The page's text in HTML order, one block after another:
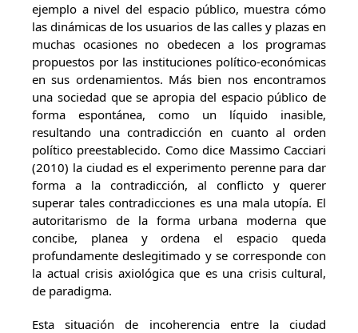
ejemplo a nivel del espacio público, muestra cómo
las dinámicas de los usuarios de las calles y plazas en
muchas ocasiones no obedecen a los programas
propuestos por las instituciones político-económicas
en sus ordenamientos. Más bien nos encontramos
una sociedad que se apropia del espacio público de
forma espontánea, como un líquido inasible,
resultando una contradicción en cuanto al orden
político preestablecido. Como dice Massimo Cacciari
(2010) la ciudad es el experimento perenne para dar
forma a la contradicción, al conflicto y querer
superar tales contradicciones es una mala utopía. El
autoritarismo de la forma urbana moderna que
concibe, planea y ordena el espacio queda
profundamente deslegitimado y se corresponde con
la actual crisis axiológica que es una crisis cultural,
de paradigma.
Esta situación de incoherencia entre la ciudad